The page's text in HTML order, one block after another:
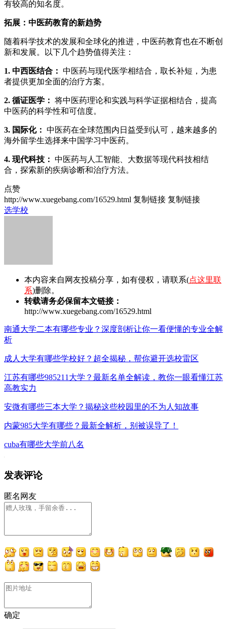
有较高的知名度。
拓展：中医药教育的新趋势
随着科学技术的发展和全球化的推进，中医药教育也在不断创
新和发展。以下几个趋势值得关注：
1. 中西医结合： 中医药与现代医学相结合，取长补短，为患
者提供更加全面的治疗方案。
2. 循证医学： 将中医药理论和实践与科学证据相结合，提高
中医药的科学性和可信度。
3. 国际化： 中医药在全球范围内日益受到认可，越来越多的
海外留学生选择来中国学习中医药。
4. 现代科技： 中医药与人工智能、大数据等现代科技相结
合，探索新的疾病诊断和治疗方法。
点赞
http://www.xuegebang.com/16529.html 复制链接 复制链接
选学校
本内容来自网友投稿分享，如有侵权，请联系(点这里联
系)删除。
转载请务必保留本文链接：
http://www.xuegebang.com/16529.html
南通大学二本有哪些专业？深度剖析让你一看便懂的专业全解
析
成人大学有哪些学校好？超全揭秘，帮你避开选校雷区
江苏有哪些985211大学？最新名单全解读，教你一眼看懂江苏
高教实力
安微有哪些三本大学？揭秘这些校园里的不为人知故事
内蒙985大学有哪些？最新全解析，别被误导了！
cuba有哪些大学前八名
发表评论
匿名网友
确定